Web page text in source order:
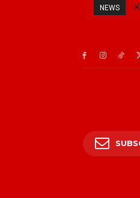
NEWS